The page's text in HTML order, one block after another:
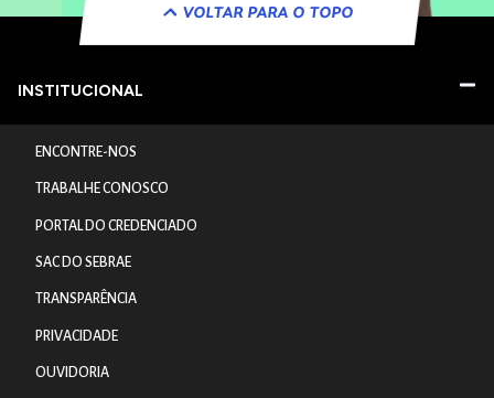
VOLTAR PARA O TOPO
INSTITUCIONAL
ENCONTRE-NOS
TRABALHE CONOSCO
PORTAL DO CREDENCIADO
SAC DO SEBRAE
TRANSPARÊNCIA
PRIVACIDADE
OUVIDORIA